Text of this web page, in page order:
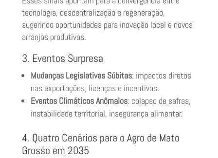
tecnologia, descentralização e regeneração,
sugerindo oportunidades para inovação local e novos
arranjos produtivos.
3. Eventos Surpresa
Mudanças Legislativas Súbitas: impactos diretos
nas exportações, licenças e incentivos.
Eventos Climáticos Anômalos: colapso de safras,
instabilidade territorial, insegurança alimentar.
4. Quatro Cenários para o Agro de Mato
Grosso em 2035